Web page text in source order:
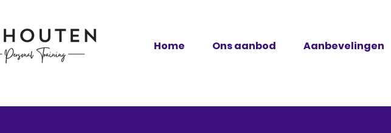
Home Ons aanbod Aanbevelingen